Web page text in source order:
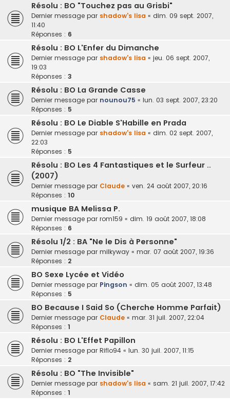
Résolu : BO "Touchez pas au Grisbi"
Dernier message par shadow's lisa « dim. 09 sept. 2007,
11:40
Réponses : 6
Résolu : BO L'Enfer du Dimanche
Dernier message par shadow's lisa « jeu. 06 sept. 2007,
19:03
Réponses : 3
Résolu : BO La Grande Casse
Dernier message par nounou75 « lun. 03 sept. 2007, 23:20
Réponses : 5
Résolu : BO Le Diable S'Habille en Prada
Dernier message par shadow's lisa « dim. 02 sept. 2007,
22:03
Réponses : 5
Résolu : BO Les 4 Fantastiques et le Surfeur ..
(2007)
Dernier message par Claude « ven. 24 août 2007, 20:16
Réponses : 10
musique BA Melissa P.
Dernier message par rom159 « dim. 19 août 2007, 18:08
Réponses : 6
Résolu 1/2 : BA "Ne le Dis à Personne"
Dernier message par milkyway « mar. 07 août 2007, 19:36
Réponses : 2
BO Sexe Lycée et Vidéo
Dernier message par Pingson « dim. 05 août 2007, 13:48
Réponses : 5
BO Because I Said So (Cherche Homme Parfait)
Dernier message par Claude « mar. 31 juil. 2007, 22:04
Réponses : 1
Résolu : BO L'Effet Papillon
Dernier message par Riflo94 « lun. 30 juil. 2007, 11:15
Réponses : 2
Résolu : BO "The Invisible"
Dernier message par shadow's lisa « sam. 21 juil. 2007, 17:42
Réponses : 1